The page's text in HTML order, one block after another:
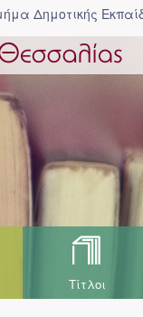
Δημοτικής
Τίτλοι